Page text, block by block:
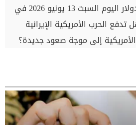
سعر الدولار اليوم السبت 13 يونيو 2026 في
الحرب الأمريكية الإيرانية
إلى موجة صعود جديدة؟